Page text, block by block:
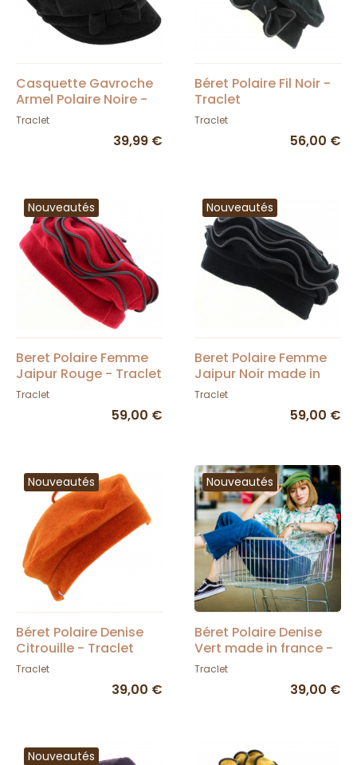
Casquette Gavroche
Armel Polaire Noire -
Traclet
Traclet
39,99 €
Béret Polaire Fil Noir -
Traclet
Traclet
56,00 €
Nouveautés
Beret Polaire Femme
Jaipur Rouge - Traclet
Traclet
59,00 €
Nouveautés
Beret Polaire Femme
Jaipur Noir made in
France - Traclet
Traclet
59,00 €
Nouveautés
Béret Polaire Denise
Citrouille - Traclet
Traclet
39,00 €
Nouveautés
Béret Polaire Denise
Vert made in france -
Traclet
Traclet
39,00 €
Nouveautés